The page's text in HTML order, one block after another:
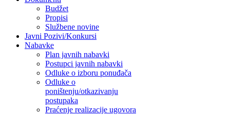
Budžet
Propisi
Službene novine
Javni Pozivi/Konkursi
Nabavke
Plan javnih nabavki
Postupci javnih nabavki
Odluke o izboru ponuđača
Odluke o
poništenju/otkazivanju
postupaka
Praćenje realizacije ugovora